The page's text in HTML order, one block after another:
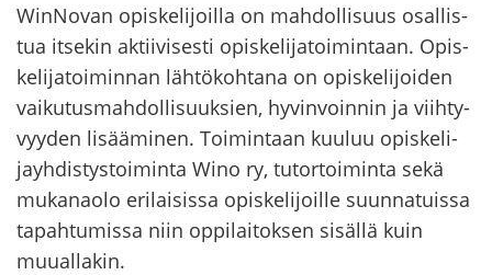
WinNovan opis­ke­li­joil­la on mah­dol­li­suus osal­lis­
tua it­se­kin ak­tii­vi­ses­ti opis­ke­li­ja­toi­min­taan. Opis­
ke­li­ja­toi­min­nan läh­tö­koh­ta­na on opis­ke­li­joi­den
vai­ku­tus­mah­dol­li­suuk­sien, hy­vin­voin­nin ja viih­ty­
vyy­den li­sää­mi­nen. Toi­min­taan kuu­luu opis­ke­li­
jayh­dis­tys­toi­min­ta Wino ry, tu­tor­toi­min­ta sekä
mu­ka­nao­lo eri­lai­sis­sa opis­ke­li­joil­le suun­na­tuis­sa
ta­pah­tu­mis­sa niin op­pi­lai­tok­sen si­säl­lä kuin
muu­al­la­kin.